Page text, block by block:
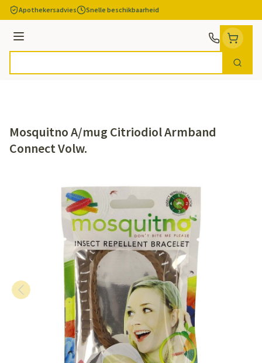
Ga naar de inhoud
Apothekersadvies Snelle beschikbaarheid
Menu
Zoek
Mosquitno A/mug Citriodiol Armband
Connect Volw.